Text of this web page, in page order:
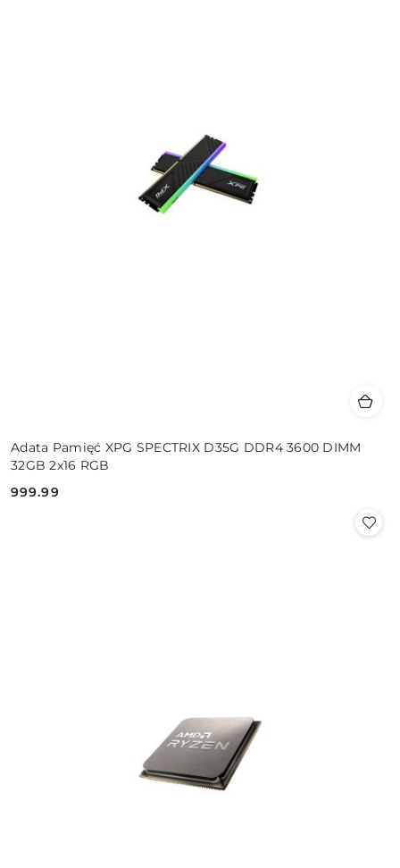
Adata Pamięć XPG SPECTRIX D35G DDR4 3600 DIMM
32GB 2x16 RGB
Cena:
999.99